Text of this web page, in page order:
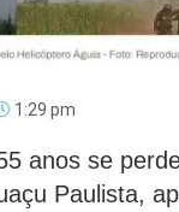
1:29 pm
anos se
Paulista,